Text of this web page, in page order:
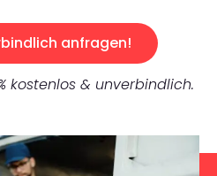
anfragen!
kostenlos & unverbindlich.